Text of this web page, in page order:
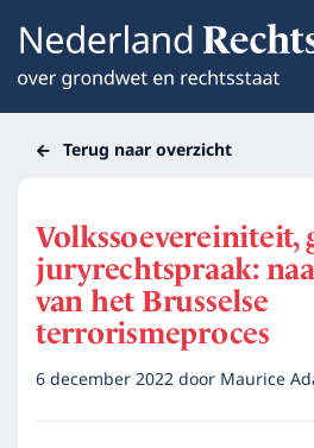
Terug naar overzicht
Volkssoevereiniteit,
juryrechtspraak:
van het Brusselse
terrorismeproces
6 december 2022door Maurice